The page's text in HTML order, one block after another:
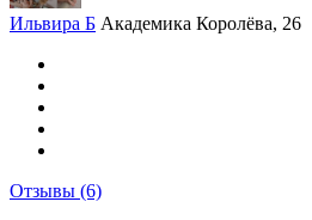
Ильвира Б Академика Королёва, 26
Отзывы (6)